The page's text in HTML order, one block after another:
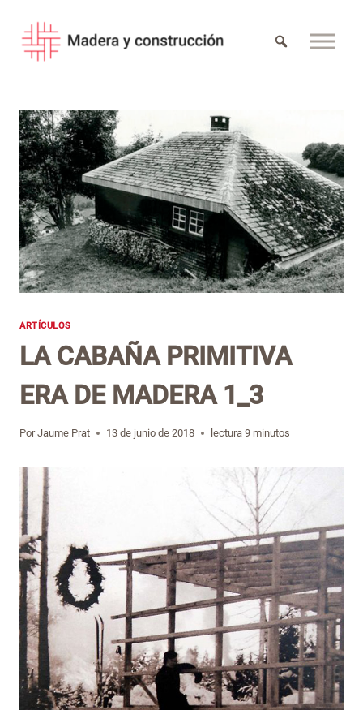
contenido
ARTÍCULOS
LA CABAÑA PRIMITIVA
ERA DE MADERA 1_3
Por Jaume Prat 13 de junio de 2018 lectura 9 minutos